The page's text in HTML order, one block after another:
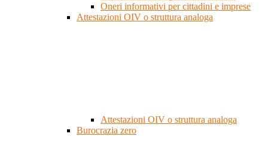
Oneri informativi per cittadini e imprese
Attestazioni OIV o struttura analoga
Attestazioni OIV o struttura analoga
Burocrazia zero